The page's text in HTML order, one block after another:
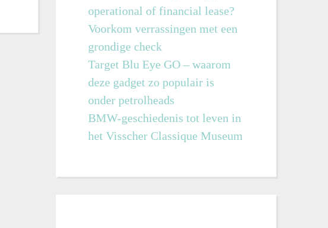
operational of financial lease?
Voorkom verrassingen met een
grondige check
Target Blu Eye GO – waarom
deze gadget zo populair is
onder petrolheads
BMW-geschiedenis tot leven in
het Visscher Classique Museum